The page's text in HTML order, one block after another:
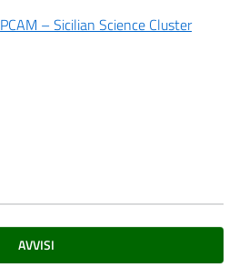
PCAM – Sicilian Science Cluster
AVVISI